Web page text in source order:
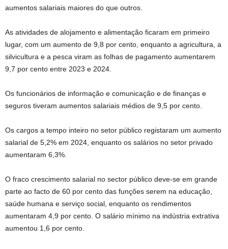
aumentos salariais maiores do que outros.
As atividades de alojamento e alimentação ficaram em primeiro
lugar, com um aumento de 9,8 por cento, enquanto a agricultura, a
silvicultura e a pesca viram as folhas de pagamento aumentarem
9,7 por cento entre 2023 e 2024.
Os funcionários de informação e comunicação e de finanças e
seguros tiveram aumentos salariais médios de 9,5 por cento.
Os cargos a tempo inteiro no setor público registaram um aumento
salarial de 5,2% em 2024, enquanto os salários no setor privado
aumentaram 6,3%.
O fraco crescimento salarial no sector público deve-se em grande
parte ao facto de 60 por cento das funções serem na educação,
saúde humana e serviço social, enquanto os rendimentos
aumentaram 4,9 por cento. O salário mínimo na indústria extrativa
aumentou 1,6 por cento.